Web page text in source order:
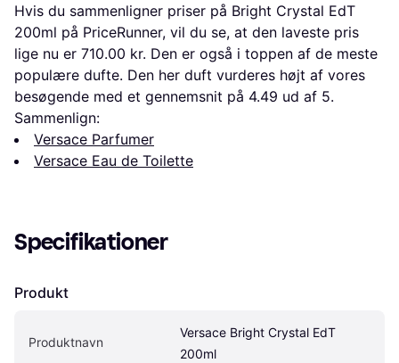
Hvis du sammenligner priser på Bright Crystal EdT
200ml på PriceRunner, vil du se, at den laveste pris
lige nu er 710.00 kr. Den er også i toppen af de meste
populære dufte. Den her duft vurderes højt af vores
besøgende med et gennemsnit på 4.49 ud af 5.
Sammenlign:
Versace Parfumer
Versace Eau de Toilette
Specifikationer
Produkt
Produktnavn
Versace Bright Crystal EdT
200ml